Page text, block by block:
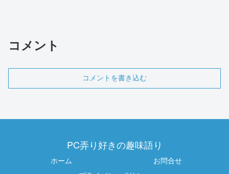
コメント
コメントを書き込む
PC弄り好きの趣味語り
ホーム
お問合せ